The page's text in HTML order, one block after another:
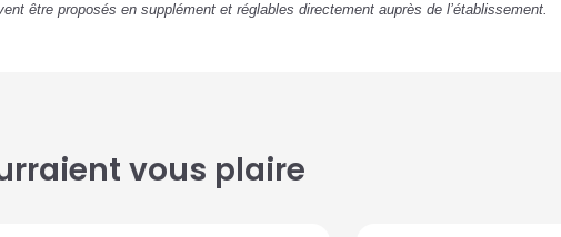
être proposés en supplément et réglables directement auprès de l’établissement.
vous plaire